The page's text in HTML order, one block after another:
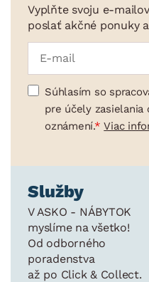
Vyplňte svoju e-
poslať akčné ponuky
Súhlasím so
pre účely zasielania
oznámení.
Viac
Služby
V ASKO - NÁBYTOK
myslíme na všetko!
Od odborného
poradenstva
až po Click & Collect.